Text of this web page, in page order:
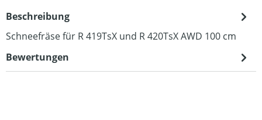
Beschreibung
Schneefräse für R 419TsX und R 420TsX AWD 100 cm
Bewertungen